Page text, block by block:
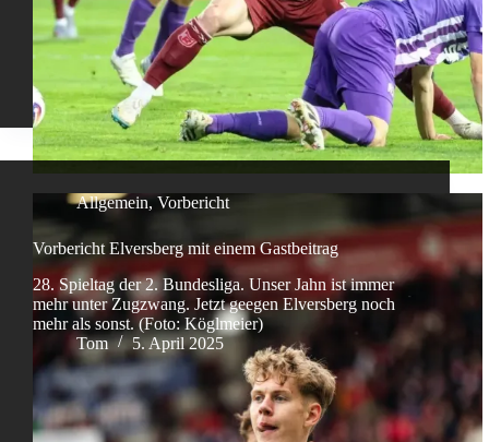
Allgemein, Vorbericht
Vorbericht Elversberg mit einem Gastbeitrag
28. Spieltag der 2. Bundesliga. Unser Jahn ist immer
mehr unter Zugzwang. Jetzt geegen Elversberg noch
mehr als sonst. (Foto: Köglmeier)
Tom
5. April 2025